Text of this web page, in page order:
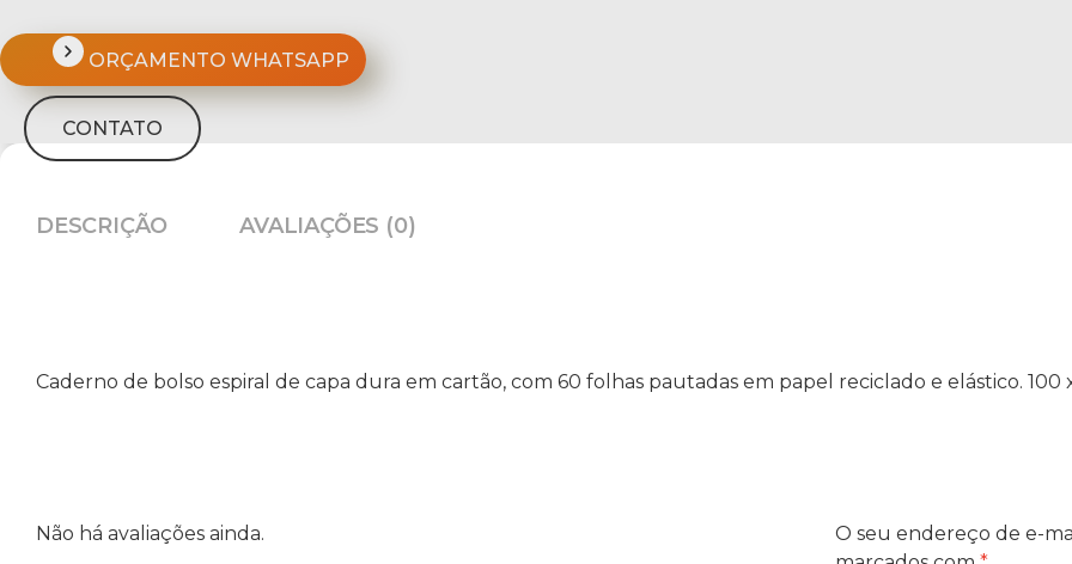
ORÇAMENTO WHATSAPP
CONTATO
DESCRIÇÃO AVALIAÇÕES (0)
Caderno de bolso espiral de capa dura em cartão, com 60 folhas pautadas em papel reciclado e elástico. 100
Não há avaliações ainda.
O seu endereço de e-